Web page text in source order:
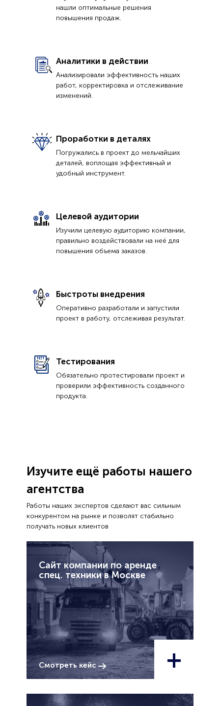
нашли оптимальные решения
повышения продаж.
Аналитики в действии
Анализировали эффективность наших
работ, корректировка и отслеживание
изменений.
Проработки в деталях
Погружались в проект до мельчайших
деталей, воплощая эффективный и
удобный инструмент.
Целевой аудитории
Изучили целевую аудиторию компании,
правильно воздействовали на неё для
повышения объема заказов.
Быстроты внедрения
Оперативно разработали и запустили
проект в работу, отслеживая результат.
Тестирования
Обязательно протестировали проект и
проверили эффективность созданного
продукта.
Изучите ещё работы нашего
агентства
Работы наших экспертов сделают вас сильным
конкурентом на рынке и позволят стабильно
получать новых клиентов
Сайт компании по аренде
спец. техники в Москве
Смотреть кейс +